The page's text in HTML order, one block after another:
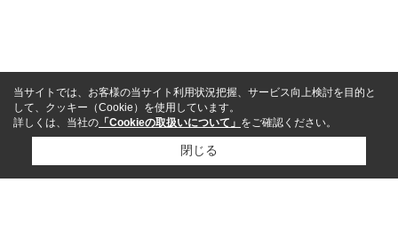
当サイトでは、お客様の当サイト利用状況把握、サービス向上検討を目的と
して、クッキー（Cookie）を使用しています。
詳しくは、当社の 「Cookieの取扱いについて」 をご確認ください。
閉じる